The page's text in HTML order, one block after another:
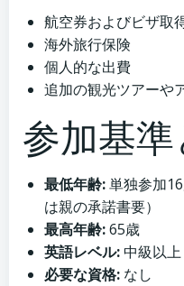
航空券およびビザ取
海外旅行保険
個人的な出費
追加の観光ツアーや
参加基
最低年齢:単独参加
は親の承諾書要）
最高年齢:65歳
英語レベル:中級以上
必要な資格: なし